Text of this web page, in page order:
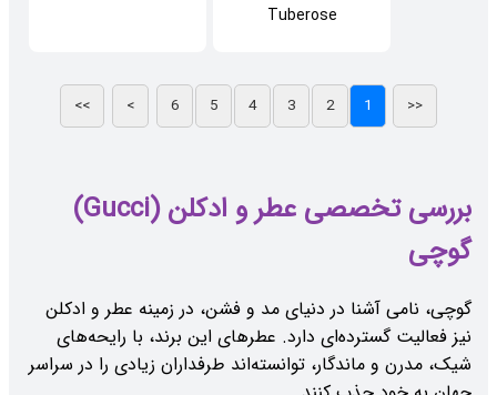
Tuberose
بررسی تخصصی عطر و ادکلن (Gucci)
گوچی
گوچی، نامی آشنا در دنیای مد و فشن، در زمینه عطر و ادکلن
نیز فعالیت گسترده‌ای دارد. عطرهای این برند، با رایحه‌های
شیک، مدرن و ماندگار، توانسته‌اند طرفداران زیادی را در سراسر